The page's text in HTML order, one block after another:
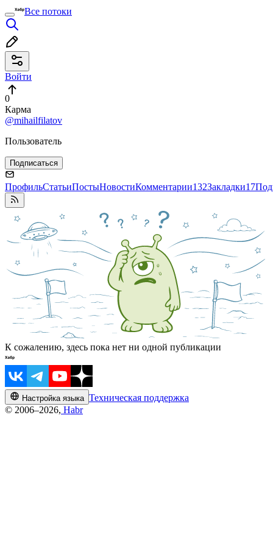
Все потоки
Войти
0
Карма
@mihailfilatov
Пользователь
Подписаться
ПрофильСтатьиПостыНовостиКомментарии132Закладки17
К сожалению, здесь пока нет ни одной публикации
Настройка языка Техническая поддержка
© 2006–2026, Habr